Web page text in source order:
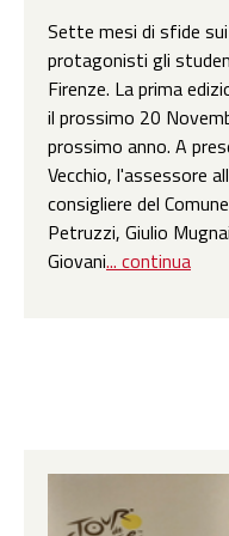
Sette mesi di sfide
protagonisti gli
Firenze. La prima
il prossimo 20
prossimo anno. A
Vecchio, l'assessore
consigliere del
Petruzzi, Giulio
Giovani... continua